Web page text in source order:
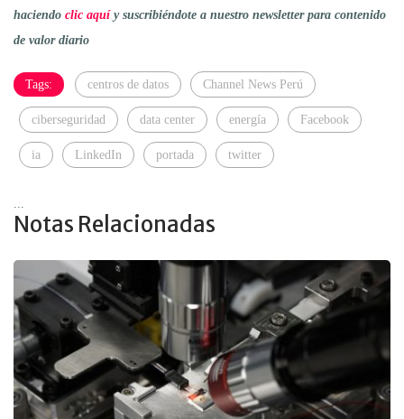
haciendo clic aquíy suscribiéndote a nuestro newsletter para contenido
de valor diario
Tags: centros de datos Channel News Perú
ciberseguridad data center energía Facebook
ia LinkedIn portada twitter
Notas Relacionadas